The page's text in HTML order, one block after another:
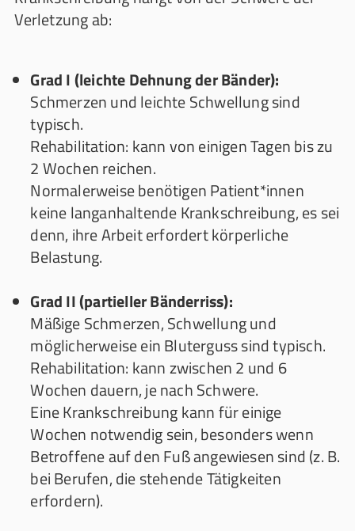
Verletzung ab:
Grad I (leichte Dehnung der Bänder):
Schmerzen und leichte Schwellung sind
typisch.
Rehabilitation: kann von einigen Tagen bis zu
2 Wochen reichen.
Normalerweise benötigen Patient*innen
keine langanhaltende Krankschreibung, es sei
denn, ihre Arbeit erfordert körperliche
Belastung.
Grad II (partieller Bänderriss):
Mäßige Schmerzen, Schwellung und
möglicherweise ein Bluterguss sind typisch.
Rehabilitation: kann zwischen 2 und 6
Wochen dauern, je nach Schwere.
Eine Krankschreibung kann für einige
Wochen notwendig sein, besonders wenn
Betroffene auf den Fuß angewiesen sind (z. B.
bei Berufen, die stehende Tätigkeiten
erfordern).